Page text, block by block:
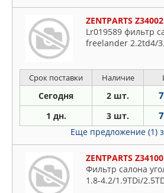
ZENTPARTS Z34002
Lr019589 фильтр
freelander 2.2td4/
Срок поставки Наличие
Сегодня 2 шт.
1 дн. 3 шт.
Еще предложение (1)
ZENTPARTS Z34100
Фильтр салона
1.8-4.2/1.9TDi/